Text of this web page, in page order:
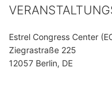
Estrel Congress Center
Ziegrastraße 225
12057 Berlin, DE